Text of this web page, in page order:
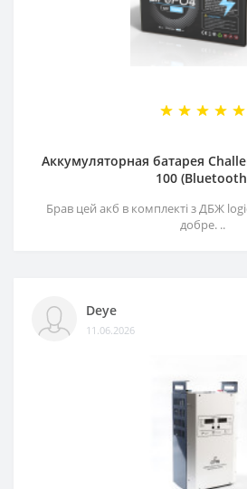
Аккумуляторная батарея
100
Брав цей акб в комплекті з ДБЖ
добре. ..
Deye
11.06.2026